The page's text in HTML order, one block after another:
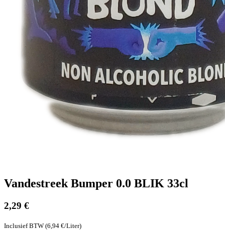
Vandestreek Bumper 0.0 BLIK 33cl
2,29 €
Inclusief BTW (6,94 €/Liter)